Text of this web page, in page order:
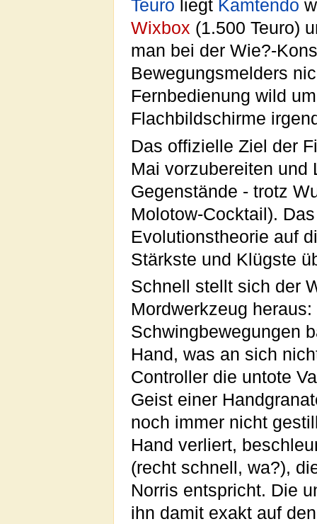
Teuro liegt Kamtendo
Wixbox (1.500 Teuro)
man bei der Wie?-
Bewegungsmelders
Fernbedienung wild
Flachbildschirme
Das offizielle Ziel der
Mai vorzubereiten und
Gegenstände - trotz
Molotow-Cocktail).
Evolutionstheorie auf
Stärkste und Klügste
Schnell stellt sich der
Mordwerkzeug
Schwingbewegungen
Hand, was an sich
Controller die untote
Geist einer
noch immer nicht
Hand verliert,
(recht schnell, wa?),
Norris entspricht. Die
ihn damit exakt auf